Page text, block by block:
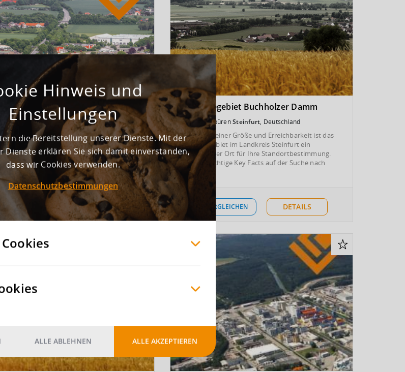
Süd Maybachstraße
Ibbenbüren Steinfurt , Deutschland
Gewerbegebiet in der Gemeinde
bietet der Landkreis Steinfurt eine
Option für Ihre Neuansiedlung.
Key Facts für Ihre Suche nach einem
und dem...
VERGLEICHEN DETAILS
Gewerbegebiet Buchholzer Damm
IbbenbürenSteinfurt, Deutschland
Aufgrund seiner Größe und Erreichbarkeit ist das
Gewerbegebiet im Landkreis Steinfurt ein
interessanter Ort für Ihre Standortbestimmung.
Weitere wichtige Key Facts auf der Suche nach
einem...
VERGLEICHEN DETAILS
Hinweis und
Einstellungen
die Bereitstellung unserer Dienste. Mit der
Dienste erklären Sie sich damit einverstanden,
dass wir Cookies verwenden.
Datenschutzbestimmungen
ALLE ABLEHNEN ALLE AKZEPTIEREN